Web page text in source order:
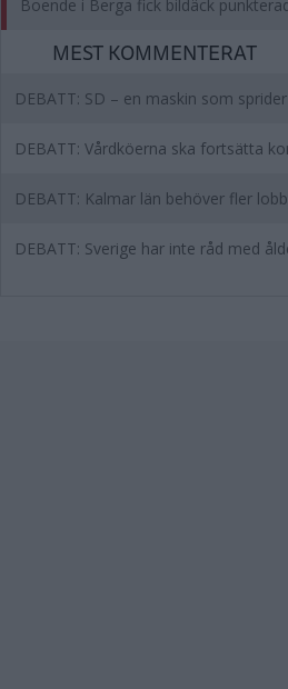
Boende i Berga fick bildäck
MEST KOMMENTERAT
DEBATT: SD – en maskin som
DEBATT: Vårdköerna ska fortsätta
DEBATT: Kalmar län behöver fler
DEBATT: Sverige har inte råd med